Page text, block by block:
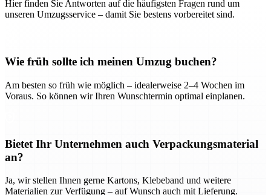
Hier finden Sie Antworten auf die häufigsten Fragen rund um
unseren Umzugsservice – damit Sie bestens vorbereitet sind.
Wie früh sollte ich meinen Umzug buchen?
Am besten so früh wie möglich – idealerweise 2–4 Wochen im
Voraus. So können wir Ihren Wunschtermin optimal einplanen.
Bietet Ihr Unternehmen auch Verpackungsmaterial
an?
Ja, wir stellen Ihnen gerne Kartons, Klebeband und weitere
Materialien zur Verfügung – auf Wunsch auch mit Lieferung.